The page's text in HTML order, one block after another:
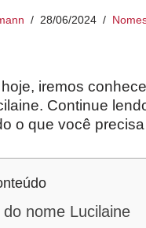
28/06/2024
iremos
Continue
o que você
nome Lucilaine